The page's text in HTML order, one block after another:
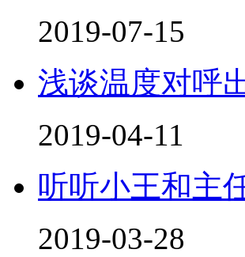
2019-07-15
浅谈温度对呼
2019-04-11
听听小王和主
2019-03-28